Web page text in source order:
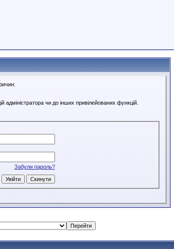
чи до інших привілейованих функцій.
Забули пароль?